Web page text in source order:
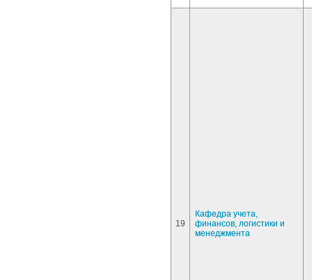
19
Кафедра учета,
финансов, логистики и
менеджмента